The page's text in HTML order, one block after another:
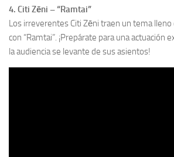
4. Citi Zēni – “Ramtai”
Los irreverentes Citi Zēni traen un tema
con “Ramtai”. ¡Prepárate para una actuación
la audiencia se levante de sus asientos!